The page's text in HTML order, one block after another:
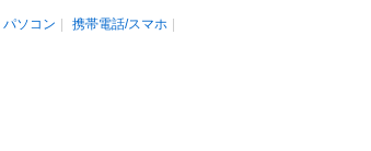
パソコン
携帯電話/スマホ